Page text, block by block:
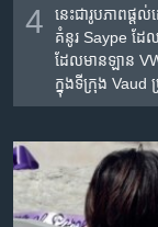
4
នេះ​ជារូប​ភាព​ផ្
គំនូរ Saype​ ដែ
ដែល​មាន​ឡាន​
ក្នុង​ទីក្រុង​ Vaud